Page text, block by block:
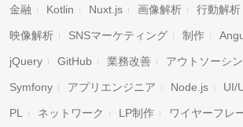
金融 Kotlin Nuxt.js 画像解析 行動解析
映像解析 SNSマーケティング 制作
jQuery GitHub 業務改善 アウトソーシ
Symfony アプリエンジニア Node.js UI/
PL ネットワーク LP制作 ワイヤーフレ